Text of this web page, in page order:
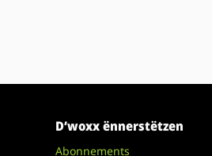
D’woxx ënnerstëtzen
Abonnements